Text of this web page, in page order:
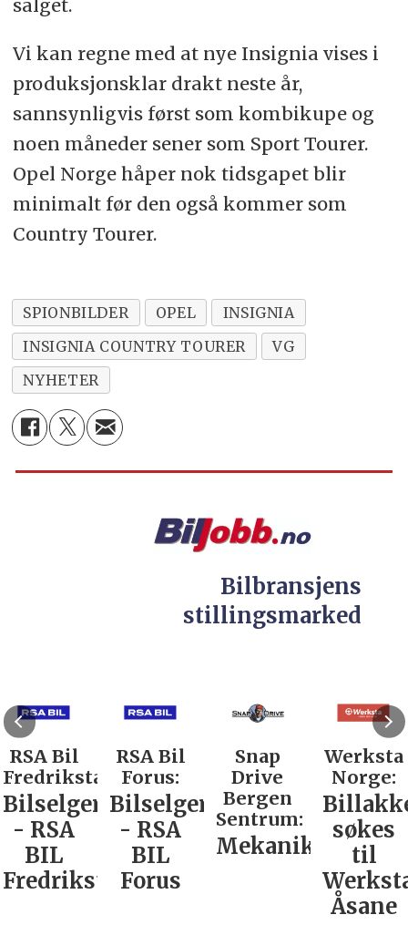
salget.
Vi kan regne med at nye Insignia vises i
produksjonsklar drakt neste år,
sannsynligvis først som kombikupe og
noen måneder sener som Sport Tourer.
Opel Norge håper nok tidsgapet blir
minimalt før den også kommer som
Country Tourer.
SPIONBILDER OPEL
INSIGNIA
INSIGNIA COUNTRY TOURER
VG
NYHETER
Bilbransjens
stillingsmarked
RSA Bil
Fredrikstad:
Bilselger
- RSA
BIL
Fredrikstad
RSA Bil
Forus:
Bilselger
- RSA
BIL
Forus
Snap
Drive
Bergen
Sentrum:
Mekaniker
Werksta
Norge:
søkes
til
Åsane